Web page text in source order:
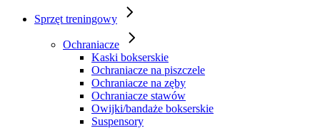
Sprzęt treningowy
Ochraniacze
Kaski bokserskie
Ochraniacze na piszczele
Ochraniacze na zęby
Ochraniacze stawów
Owijki/bandaże bokserskie
Suspensory